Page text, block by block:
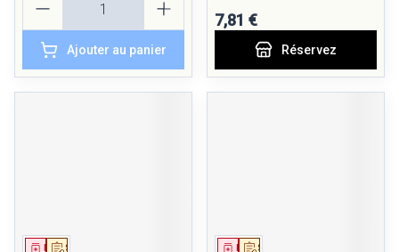
Ajouter au panier
7,81 €
Réservez
Sur prescription
Médicament Sur prescription
Médicament